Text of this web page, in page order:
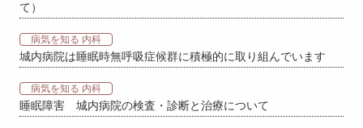
て）
病気を知る 内科
城内病院は睡眠時無呼吸症候群に積極的に取り組んでいます
病気を知る 内科
睡眠障害 城内病院の検査・診断と治療について